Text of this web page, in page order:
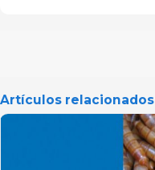
Artículos relacionados